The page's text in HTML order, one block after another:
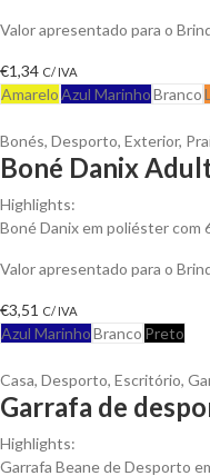
Valor apresentado para o
€1,34 C/ IVA
AmareloAzul MarinhoBranco
Bonés, Desporto, Exterior,
Boné Danix
Highlights:
Boné Danix em poliéster com
Valor apresentado para o
€3,51 C/ IVA
Azul MarinhoBranco Preto
Casa, Desporto, Escritório,
Garrafa de
Highlights:
Garrafa Beane de Desporto